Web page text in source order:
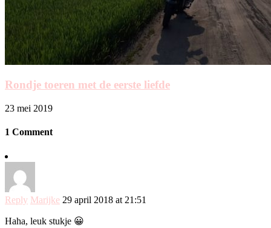
Rondje toeren met de eerste liefde
23 mei 2019
1 Comment
Reply Marijke 29 april 2018 at 21:51
Haha, leuk stukje 😀